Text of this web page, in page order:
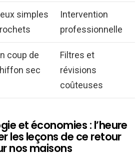
simples
Intervention
professionnelle
coup de
sec
Filtres et
révisions
coûteuses
et économies : l’heure
les leçons de ce retour
nos maisons